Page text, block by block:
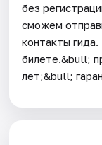
без
сможем
контакты
билете.&bull;
лет;&bull;